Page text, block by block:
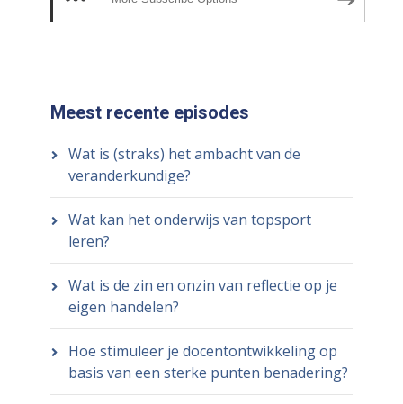
Meest recente episodes
Wat is (straks) het ambacht van de
veranderkundige?
Wat kan het onderwijs van topsport
leren?
Wat is de zin en onzin van reflectie op je
eigen handelen?
Hoe stimuleer je docentontwikkeling op
basis van een sterke punten benadering?